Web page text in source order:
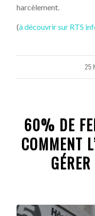
harcèlement.
(à découvrir sur RTS
25
60% DE
COMMENT